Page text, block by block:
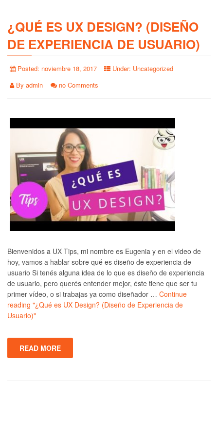
¿QUÉ ES UX DESIGN? (DISEÑO
DE EXPERIENCIA DE USUARIO)
Posted: noviembre 18, 2017 Under: Uncategorized
By admin no Comments
Bienvenidos a UX Tips, mi nombre es Eugenia y en el video de
hoy, vamos a hablar sobre qué es diseño de experiencia de
usuario Si tenés alguna idea de lo que es diseño de experiencia
de usuario, pero querés entender mejor, éste tiene que ser tu
primer vídeo, o si trabajas ya como diseñador … Continue
reading "¿Qué es UX Design? (Diseño de Experiencia de
Usuario)"
READ MORE